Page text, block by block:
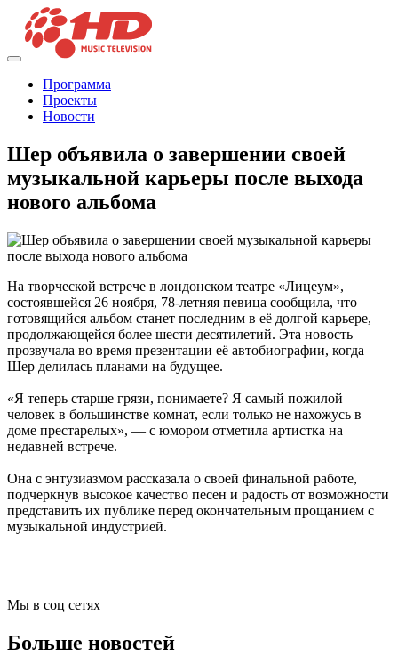
Программа
Проекты
Новости
Шер объявила о завершении своей
музыкальной карьеры после выхода
нового альбома
На творческой встрече в лондонском театре «Лицеум»,
состоявшейся 26 ноября, 78-летняя певица сообщила, что
готовящийся альбом станет последним в её долгой карьере,
продолжающейся более шести десятилетий. Эта новость
прозвучала во время презентации её автобиографии, когда
Шер делилась планами на будущее.
«Я теперь старше грязи, понимаете? Я самый пожилой
человек в большинстве комнат, если только не нахожусь в
доме престарелых», — с юмором отметила артистка на
недавней встрече.
Она с энтузиазмом рассказала о своей финальной работе,
подчеркнув высокое качество песен и радость от возможности
представить их публике перед окончательным прощанием с
музыкальной индустрией.
Мы в соц сетях
Больше новостей